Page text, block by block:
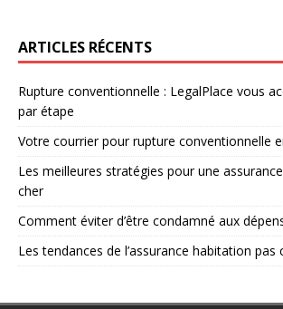
ARTICLES RÉCENTS
Rupture conventionnelle : LegalPlace vous
par étape
Votre courrier pour rupture conventionnelle
Les meilleures stratégies pour une
cher
Comment éviter d’être condamné aux
Les tendances de l’assurance habitation pas